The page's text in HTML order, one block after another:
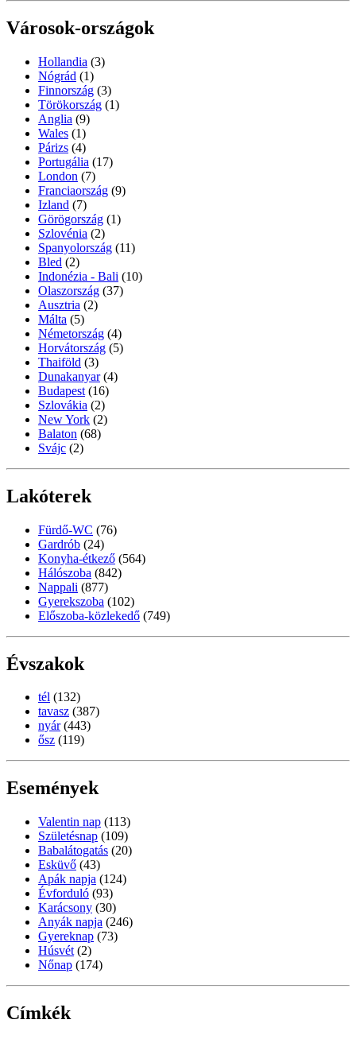
Városok-országok
Hollandia (3)
Nógrád (1)
Finnország (3)
Törökország (1)
Anglia (9)
Wales (1)
Párizs (4)
Portugália (17)
London (7)
Franciaország (9)
Izland (7)
Görögország (1)
Szlovénia (2)
Spanyolország (11)
Bled (2)
Indonézia - Bali (10)
Olaszország (37)
Ausztria (2)
Málta (5)
Németország (4)
Horvátország (5)
Thaiföld (3)
Dunakanyar (4)
Budapest (16)
Szlovákia (2)
New York (2)
Balaton (68)
Svájc (2)
Lakóterek
Fürdő-WC (76)
Gardrób (24)
Konyha-étkező (564)
Hálószoba (842)
Nappali (877)
Gyerekszoba (102)
Előszoba-közlekedő (749)
Évszakok
tél (132)
tavasz (387)
nyár (443)
ősz (119)
Események
Valentin nap (113)
Születésnap (109)
Babalátogatás (20)
Esküvő (43)
Apák napja (124)
Évforduló (93)
Karácsony (30)
Anyák napja (246)
Gyereknap (73)
Húsvét (2)
Nőnap (174)
Címkék